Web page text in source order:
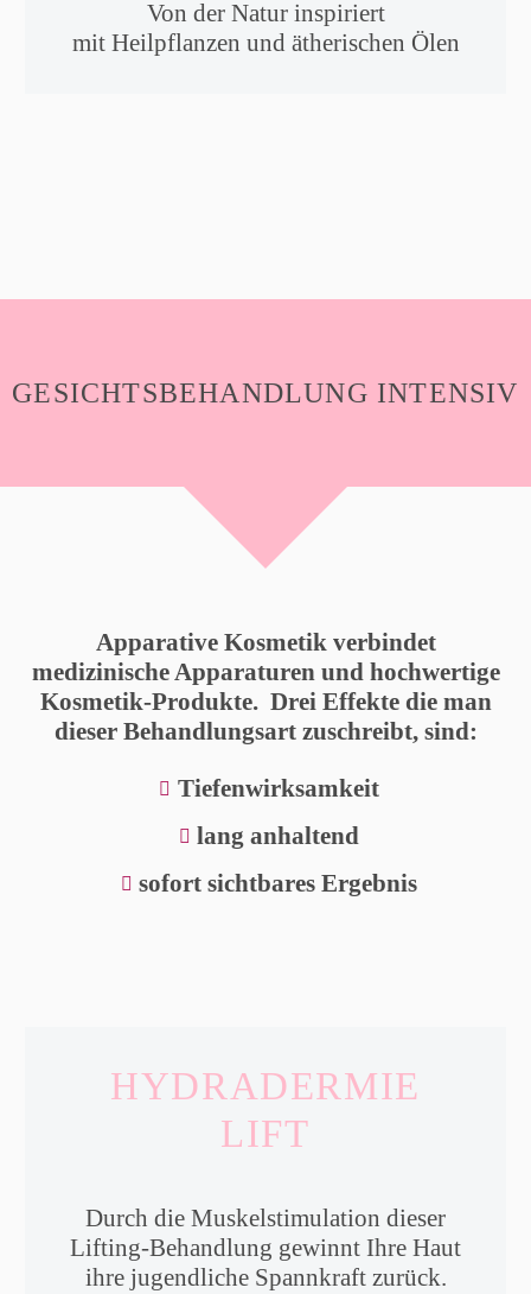
Von der Natur inspiriert
mit Heilpflanzen und ätherischen Ölen
GESICHTSBEHANDLUNG INTENSIV
Apparative Kosmetik verbindet
medizinische Apparaturen und hochwertige
Kosmetik-Produkte. Drei Effekte die man
dieser Behandlungsart zuschreibt, sind:
Tiefenwirksamkeit
lang anhaltend
sofort sichtbares Ergebnis
HYDRADERMIE
LIFT
Durch die Muskelstimulation dieser
Lifting-Behandlung gewinnt Ihre Haut
ihre jugendliche Spannkraft zurück.